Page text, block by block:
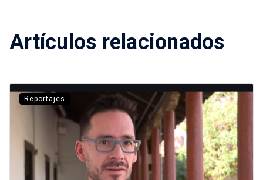
Artículos relacionados
Reportajes